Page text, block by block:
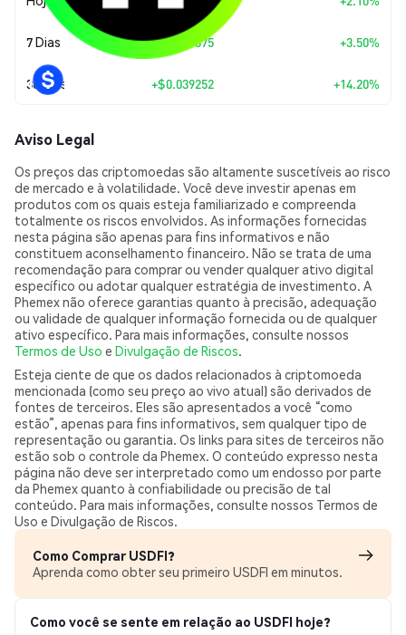
7 Dias +$0.010675 +3.50%
30 Dias +$0.039252 +14.20%
Aviso Legal
Os preços das criptomoedas são altamente suscetíveis ao risco
de mercado e à volatilidade. Você deve investir apenas em
produtos com os quais esteja familiarizado e compreenda
totalmente os riscos envolvidos. As informações fornecidas
nesta página são apenas para fins informativos e não
constituem aconselhamento financeiro. Não se trata de uma
recomendação para comprar ou vender qualquer ativo digital
específico ou adotar qualquer estratégia de investimento. A
Phemex não oferece garantias quanto à precisão, adequação
ou validade de qualquer informação fornecida ou de qualquer
ativo específico. Para mais informações, consulte nossos
Termos de Uso e Divulgação de Riscos.
Esteja ciente de que os dados relacionados à criptomoeda
mencionada (como seu preço ao vivo atual) são derivados de
fontes de terceiros. Eles são apresentados a você “como
estão”, apenas para fins informativos, sem qualquer tipo de
representação ou garantia. Os links para sites de terceiros não
estão sob o controle da Phemex. O conteúdo expresso nesta
página não deve ser interpretado como um endosso por parte
da Phemex quanto à confiabilidade ou precisão de tal
conteúdo. Para mais informações, consulte nossos Termos de
Uso e Divulgação de Riscos.
Como Comprar USDFI?
Aprenda como obter seu primeiro USDFI em minutos.
Como você se sente em relação ao USDFI hoje?